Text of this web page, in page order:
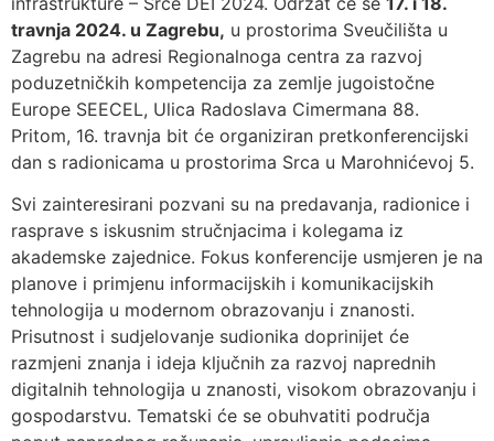
travnja 2024. u Zagrebu, u prostorima Sveučilišta u
Zagrebu na adresi Regionalnoga centra za razvoj
poduzetničkih kompetencija za zemlje jugoistočne
Europe SEECEL, Ulica Radoslava Cimermana 88.
Pritom, 16. travnja bit će organiziran pretkonferencijski
dan s radionicama u prostorima Srca u Marohnićevoj 5.
Svi zainteresirani pozvani su na predavanja, radionice i
rasprave s iskusnim stručnjacima i kolegama iz
akademske zajednice. Fokus konferencije usmjeren je na
planove i primjenu informacijskih i komunikacijskih
tehnologija u modernom obrazovanju i znanosti.
Prisutnost i sudjelovanje sudionika doprinijet će
razmjeni znanja i ideja ključnih za razvoj naprednih
digitalnih tehnologija u znanosti, visokom obrazovanju i
gospodarstvu. Tematski će se obuhvatiti područja